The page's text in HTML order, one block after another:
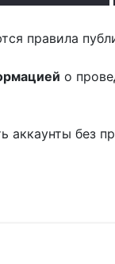
правила
о
аккаунты без